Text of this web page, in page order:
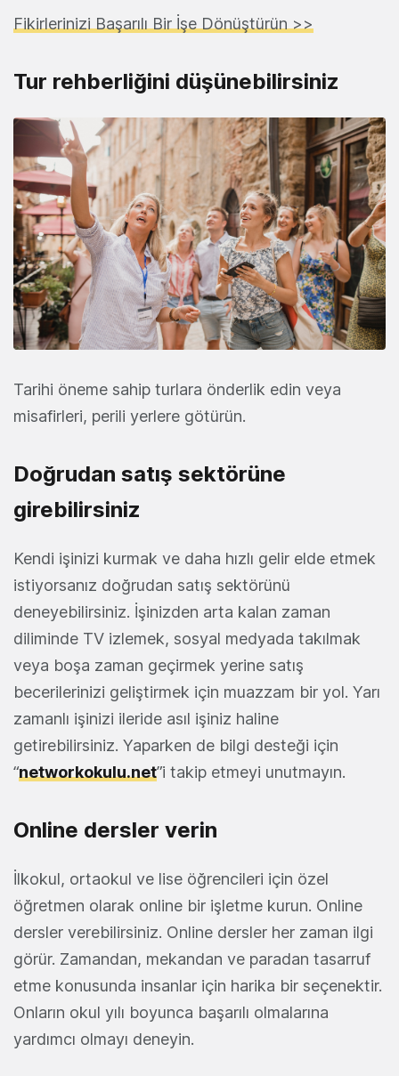
Fikirlerinizi Başarılı Bir İşe Dönüştürün >>
Tur rehberliğini düşünebilirsiniz
Tarihi öneme sahip turlara önderlik edin veya
misafirleri, perili yerlere götürün.
Doğrudan satış sektörüne
girebilirsiniz
Kendi işinizi kurmak ve daha hızlı gelir elde etmek
istiyorsanız doğrudan satış sektörünü
deneyebilirsiniz. İşinizden arta kalan zaman
diliminde TV izlemek, sosyal medyada takılmak
veya boşa zaman geçirmek yerine satış
becerilerinizi geliştirmek için muazzam bir yol. Yarı
zamanlı işinizi ileride asıl işiniz haline
getirebilirsiniz. Yaparken de bilgi desteği için
“networkokulu.net”i takip etmeyi unutmayın.
Online dersler verin
İlkokul, ortaokul ve lise öğrencileri için özel
öğretmen olarak online bir işletme kurun. Online
dersler verebilirsiniz. Online dersler her zaman ilgi
görür. Zamandan, mekandan ve paradan tasarruf
etme konusunda insanlar için harika bir seçenektir.
Onların okul yılı boyunca başarılı olmalarına
yardımcı olmayı deneyin.